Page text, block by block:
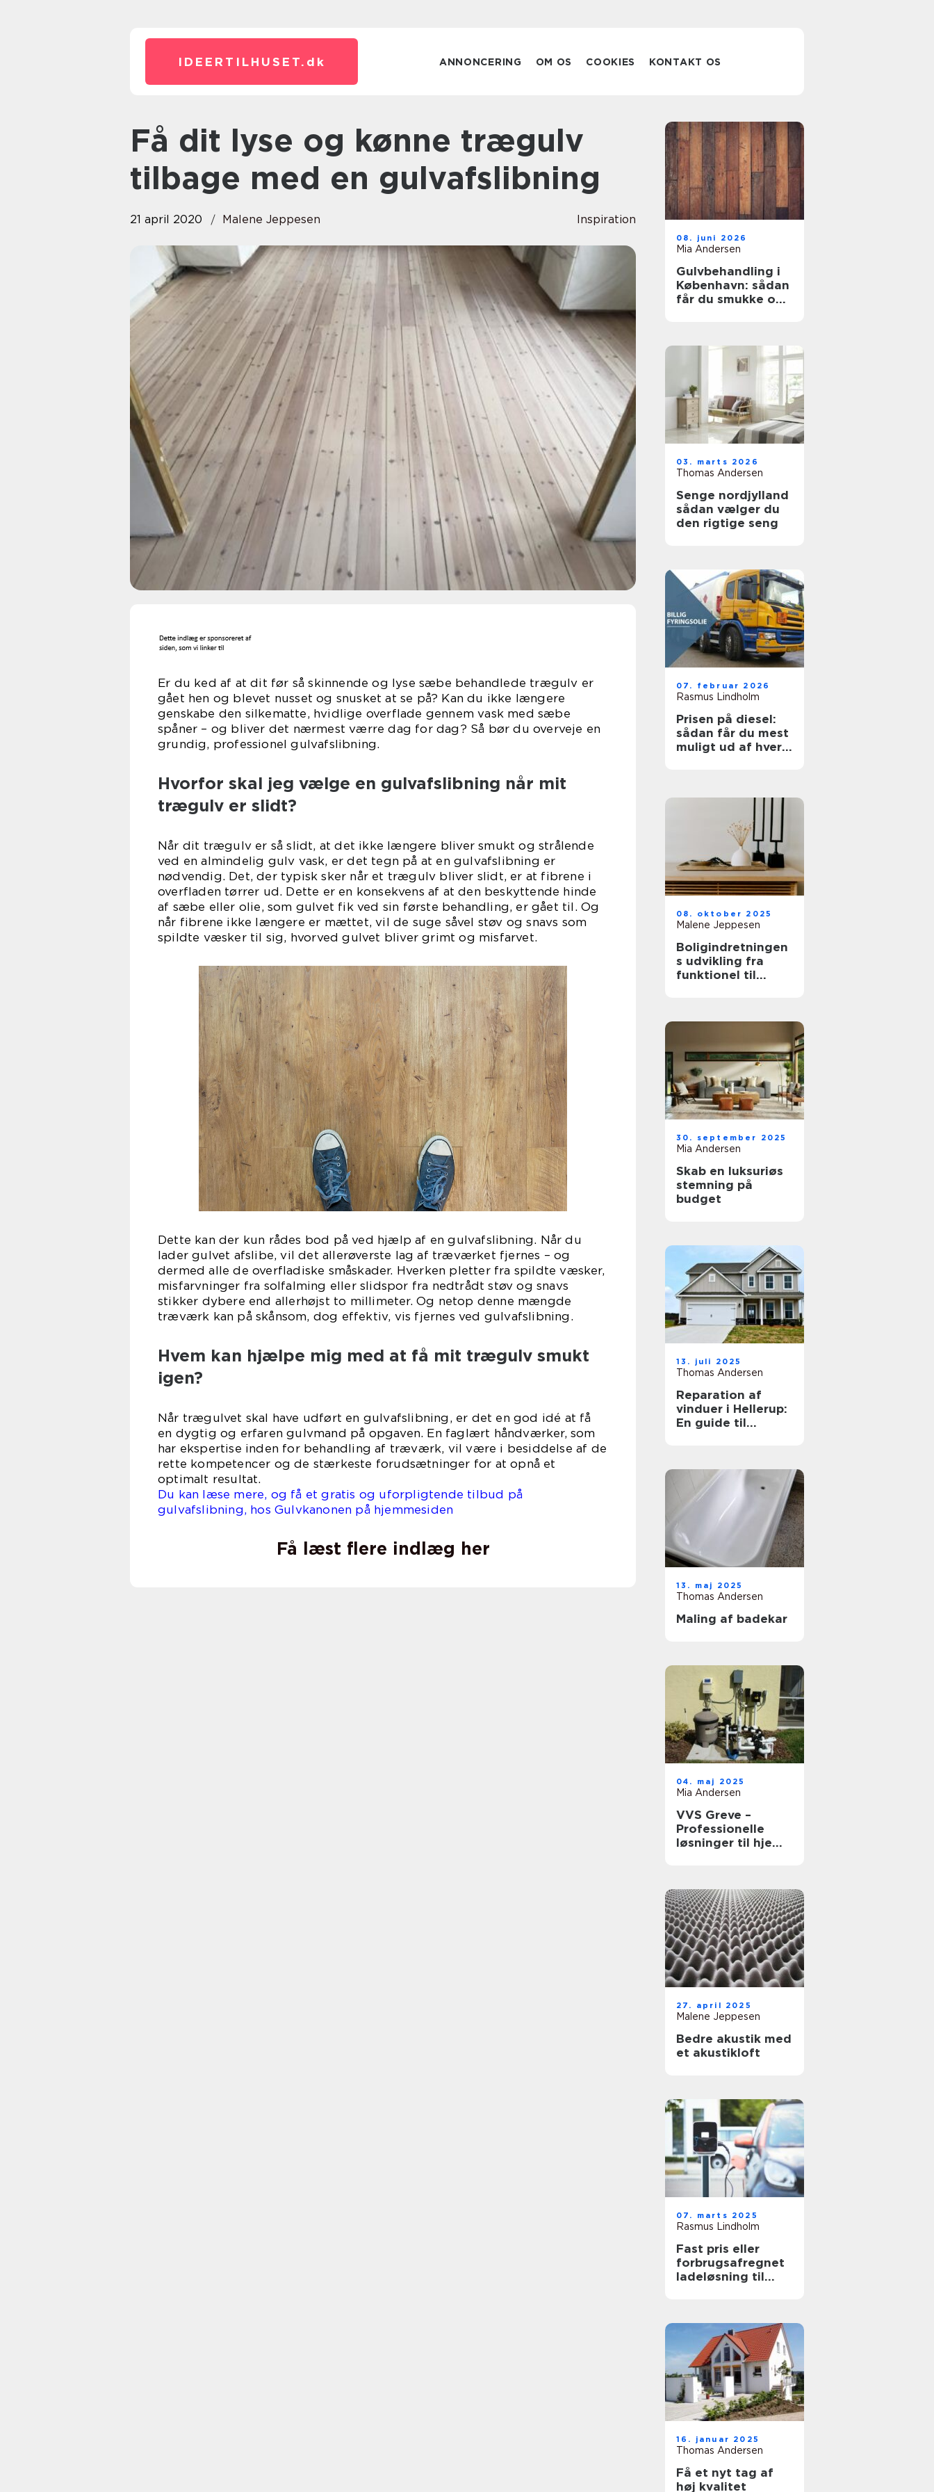
IDEERTILHUSET. dk ANNONCERING OM OS COOKIES KONTAKT OS
Få dit lyse og kønne trægulv
tilbage med en gulvafslibning
21 april 2020 Malene Jeppesen Inspiration
Er du ked af at dit før så skinnende og lyse sæbe behandlede trægulv er
gået hen og blevet nusset og snusket at se på? Kan du ikke længere
genskabe den silkematte, hvidlige overflade gennem vask med sæbe
spåner – og bliver det nærmest værre dag for dag? Så bør du overveje en
grundig, professionel gulvafslibning.
Hvorfor skal jeg vælge en gulvafslibning når mit
trægulv er slidt?
Når dit trægulv er så slidt, at det ikke længere bliver smukt og strålende
ved en almindelig gulv vask, er det tegn på at en gulvafslibning er
nødvendig. Det, der typisk sker når et trægulv bliver slidt, er at fibrene i
overfladen tørrer ud. Dette er en konsekvens af at den beskyttende hinde
af sæbe eller olie, som gulvet fik ved sin første behandling, er gået til. Og
når fibrene ikke længere er mættet, vil de suge såvel støv og snavs som
spildte væsker til sig, hvorved gulvet bliver grimt og misfarvet.
Dette kan der kun rådes bod på ved hjælp af en gulvafslibning. Når du
lader gulvet afslibe, vil det allerøverste lag af træværket fjernes – og
dermed alle de overfladiske småskader. Hverken pletter fra spildte væsker,
misfarvninger fra solfalming eller slidspor fra nedtrådt støv og snavs
stikker dybere end allerhøjst to millimeter. Og netop denne mængde
træværk kan på skånsom, dog effektiv, vis fjernes ved gulvafslibning.
Hvem kan hjælpe mig med at få mit trægulv smukt
igen?
Når trægulvet skal have udført en gulvafslibning, er det en god idé at få
en dygtig og erfaren gulvmand på opgaven. En faglært håndværker, som
har ekspertise inden for behandling af træværk, vil være i besiddelse af de
rette kompetencer og de stærkeste forudsætninger for at opnå et
optimalt resultat.
Du kan læse mere, og få et gratis og uforpligtende tilbud på
gulvafslibning, hos Gulvkanonen på hjemmesiden
Få læst flere indlæg her
08. juni 2026
Mia Andersen
Gulvbehandling i
København: sådan
får du smukke og
03. marts 2026
Thomas Andersen
Senge nordjylland
sådan vælger du
den rigtige seng
07. februar 2026
Rasmus Lindholm
Prisen på diesel:
sådan får du mest
muligt ud af hver
08. oktober 2025
Malene Jeppesen
Boligindretningen
s udvikling fra
funktionel til
30. september 2025
Mia Andersen
Skab en luksuriøs
stemning på
budget
13. juli 2025
Thomas Andersen
Reparation af
vinduer i Hellerup:
En guide til
13. maj 2025
Thomas Andersen
Maling af badekar
04. maj 2025
Mia Andersen
VVS Greve –
Professionelle
løsninger til hjem
27. april 2025
Malene Jeppesen
Bedre akustik med
et akustikloft
07. marts 2025
Rasmus Lindholm
Fast pris eller
forbrugsafregnet
ladeløsning til
16. januar 2025
Thomas Andersen
Få et nyt tag af
høj kvalitet